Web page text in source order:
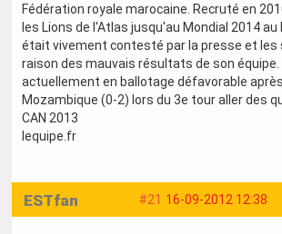
Fédération royale marocaine. Recruté en
les Lions de l'Atlas jusqu'au Mondial 2014 au
était vivement contesté par la presse et les
raison des mauvais résultats de son
actuellement en ballotage défavorable
Mozambique (0-2) lors du 3e tour aller des
CAN 2013
lequipe.fr
#21 16-09-2012 12:38
ESTfan